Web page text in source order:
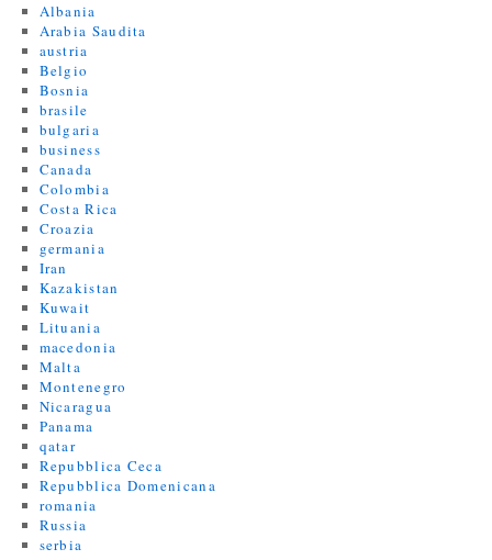
Albania
Arabia Saudita
austria
Belgio
Bosnia
brasile
bulgaria
business
Canada
Colombia
Costa Rica
Croazia
germania
Iran
Kazakistan
Kuwait
Lituania
macedonia
Malta
Montenegro
Nicaragua
Panama
qatar
Repubblica Ceca
Repubblica Domenicana
romania
Russia
serbia